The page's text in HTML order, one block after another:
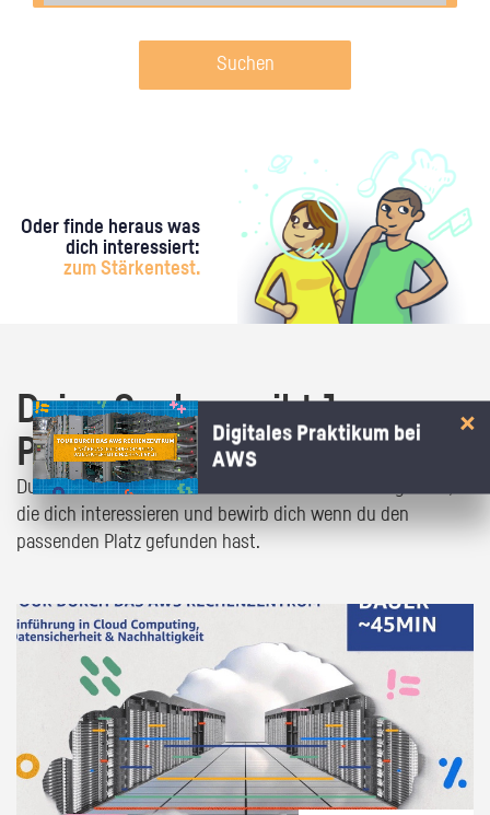
Suchen
Oder finde heraus was
dich interessiert:
zum Stärkentest.
Deine Suche ergibt 1
Praktikumsangebot!
Du bist fast da! Klick dich durch die Praktikumsangebote,
die dich interessieren und bewirb dich wenn du den
passenden Platz gefunden hast.
Digitales Praktikum bei
AWS